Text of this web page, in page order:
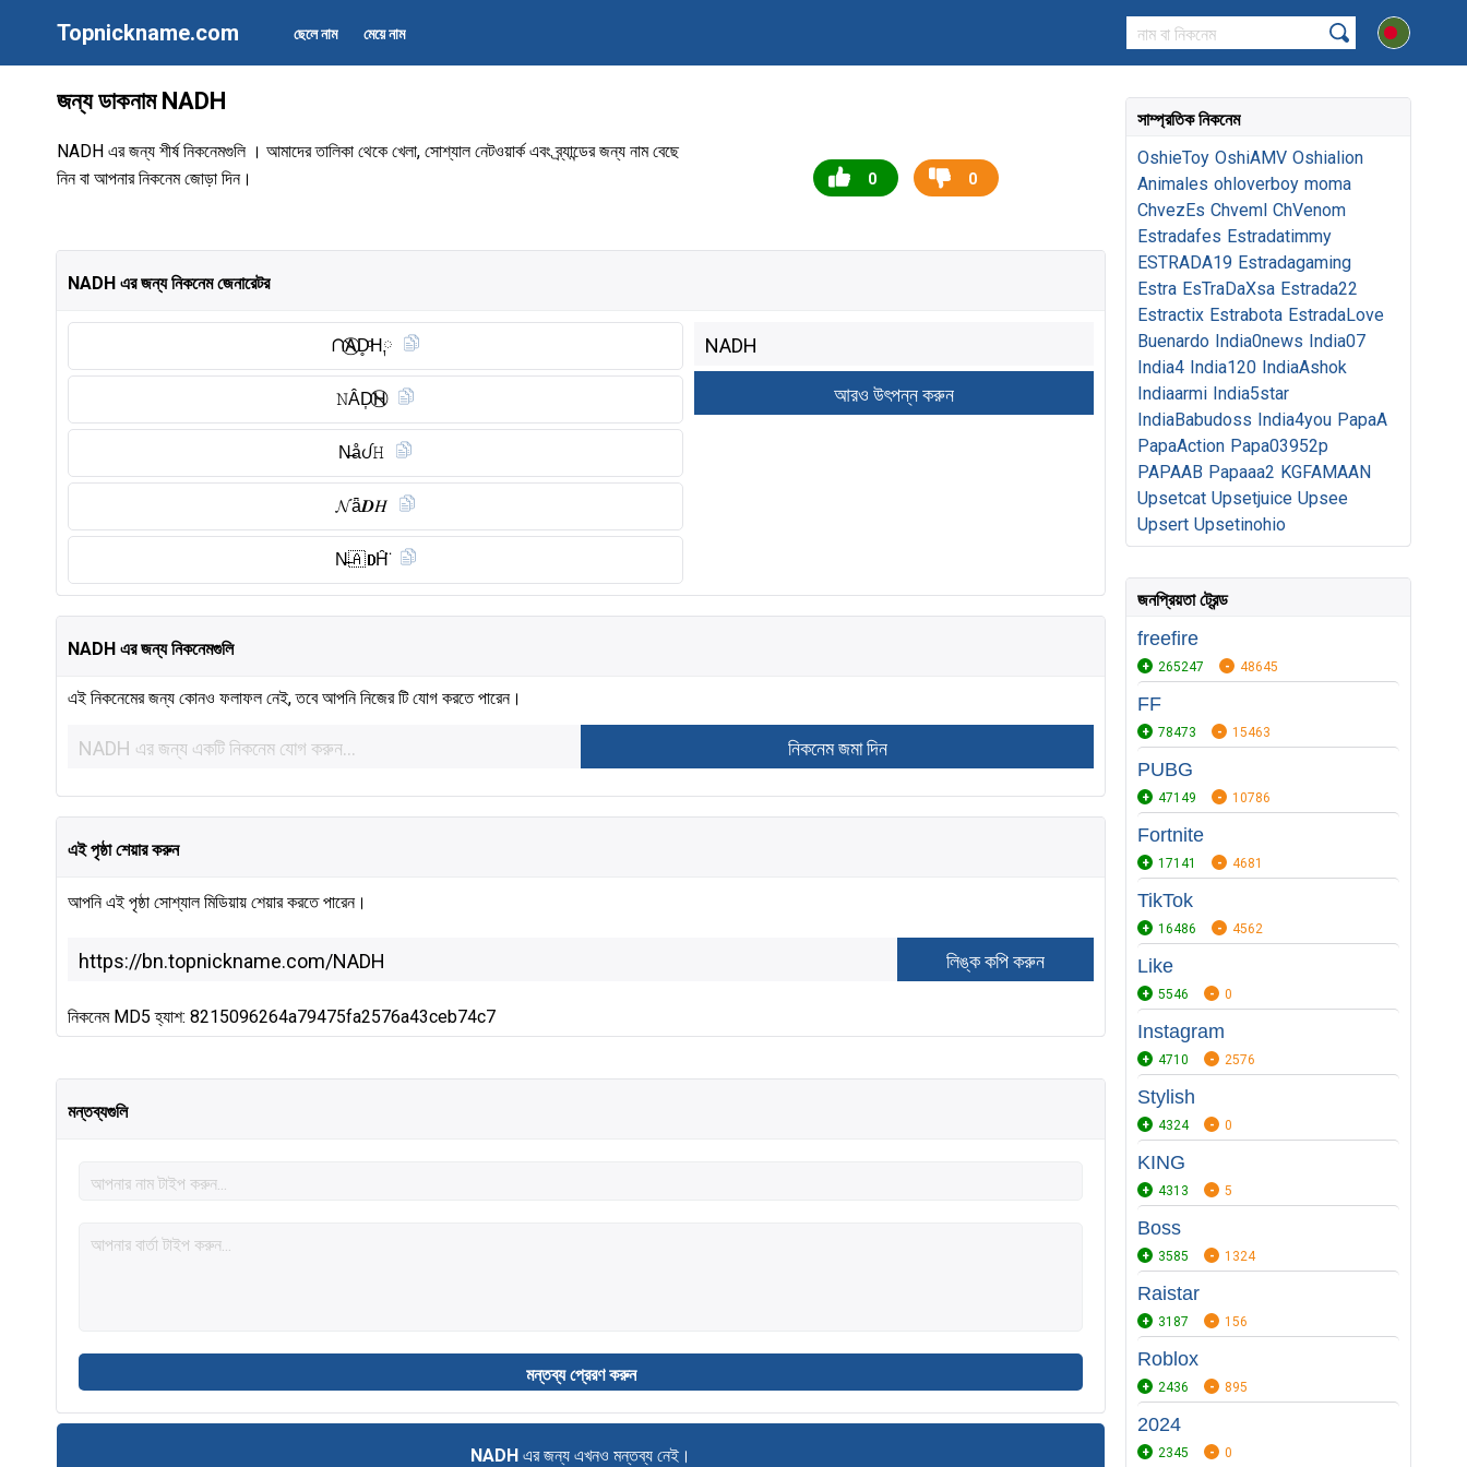
Topnickname.com ছেলে নাম মেয়ে নাম
জন্য ডাকনাম NADH
NADH এর জন্য শীর্ষ নিকনেমগুলি । আমাদের তালিকা থেকে খেলা, সোশ্যাল নেটওয়ার্ক এবং ব্র্যান্ডের জন্য নাম বেছে
নিন বা আপনার নিকনেম জোড়া দিন।
0 0
NADH এর জন্য নিকনেম জেনারেটর
ᑎA⃠D̥ͦH༙
𝙽ÂD͎H⃠
N̶åᦔ𝙷
𝓝ǟ𝑫𝐻
N̶🇦 𝐃H̑̈
NADH এর জন্য নিকনেমগুলি
এই নিকনেমের জন্য কোনও ফলাফল নেই, তবে আপনি নিজের টি যোগ করতে পারেন।
এই পৃষ্ঠা শেয়ার করুন
আপনি এই পৃষ্ঠা সোশ্যাল মিডিয়ায় শেয়ার করতে পারেন।
নিকনেম MD5 হ্যাশ: 8215096264a79475fa2576a43ceb74c7
মন্তব্যগুলি
NADH এর জন্য এখনও মন্তব্য নেই।
সাম্প্রতিক নিকনেম
OshieToy OshiAMV Oshialion
Animales ohloverboy moma
ChvezEs Chveml ChVenom
Estradafes Estradatimmy
ESTRADA19 Estradagaming
Estra EsTraDaXsa Estrada22
Estractix Estrabota EstradaLove
Buenardo India0news India07
India4 India120 IndiaAshok
Indiaarmi India5star
IndiaBabudoss India4you PapaA
PapaAction Papa03952p
PAPAAB Papaaa2 KGFAMAAN
Upsetcat Upsetjuice Upsee
Upsert Upsetinohio
জনপ্রিয়তা ট্রেন্ড
freefire
265247 48645
FF
78473 15463
PUBG
47149 10786
Fortnite
17141 4681
TikTok
16486 4562
Like
5546 0
Instagram
4710 2576
Stylish
4324 0
KING
4313 5
Boss
3585 1324
Raistar
3187 156
Roblox
2436 895
2024
2345 0